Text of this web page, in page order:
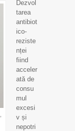
Dezvol
tarea
antibiot
ico-
reziste
nței
fiind
acceler
ată de
consu
mul
excesi
v și
nepotri